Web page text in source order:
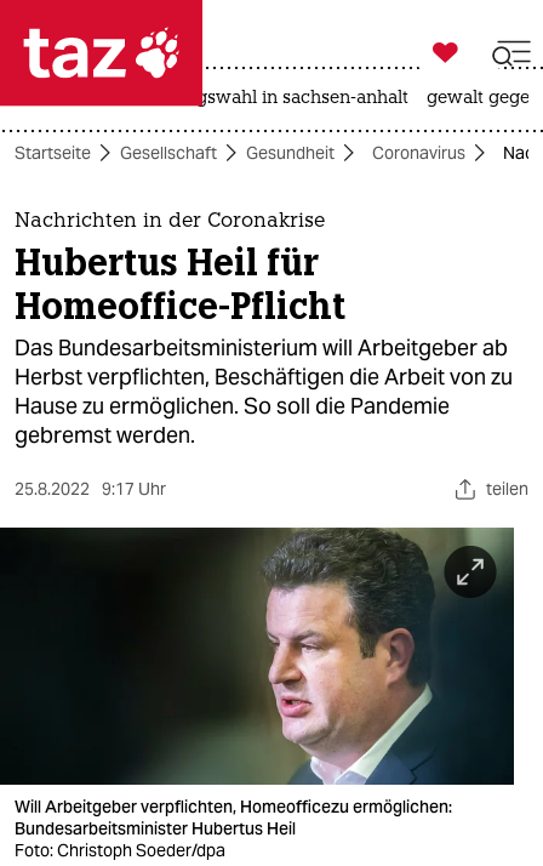
 taz zahl ich
taz zahl ich
themen
politik
öko
gesellschaft
kultur
sport
veranstaltungen
shop

taz zahl ich
landtagswahl in sachsen-anhalt gewalt
Startseite Gesellschaft Gesundheit Coronavirus
Nachrichten in der Coronakrise
Hubertus Heil für
Homeoffice-Pflicht
Das Bundesarbeitsministerium will Arbeitgeber ab
Herbst verpflichten, Beschäftigen die Arbeit von zu
Hause zu ermöglichen. So soll die Pandemie
gebremst werden.
25.8.2022 9:17 Uhr teilen
Will Arbeitgeber verpflichten, Homeofficezu ermöglichen:
Bundesarbeitsminister Hubertus Heil
Foto: Christoph Soeder/dpa